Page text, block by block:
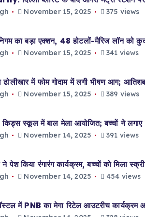
November 15, 2025 375 views
का बड़ा एक्शन, 48 होटलों-मैरिज लॉन को
November 15, 2025 341 views
में फोम गोदाम में लगी भीषण आग;
November 15, 2025 389 views
स्कूल में बाल मेला आयोजित; बच्चों ने लगाए
November 14, 2025 391 views
पेश किया रंगारंग कार्यक्रम, बच्चों को मिला
November 14, 2025 454 views
में PNB का मेगा रिटेल आउटरीच कार्यक्रम